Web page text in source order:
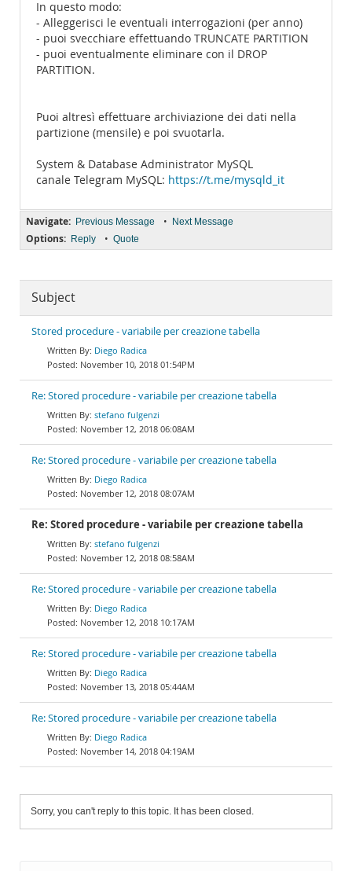
In questo modo:
- Alleggerisci le eventuali interrogazioni (per anno)
- puoi svecchiare effettuando TRUNCATE PARTITION
- puoi eventualmente eliminare con il DROP
PARTITION.
Puoi altresì effettuare archiviazione dei dati nella
partizione (mensile) e poi svuotarla.
System & Database Administrator MySQL
canale Telegram MySQL: https://t.me/mysqld_it
Navigate: Previous Message • Next Message
Options: Reply • Quote
Subject
Stored procedure - variabile per creazione tabella
Diego Radica
November 10, 2018 01:54PM
Re: Stored procedure - variabile per creazione tabella
stefano fulgenzi
November 12, 2018 06:08AM
Re: Stored procedure - variabile per creazione tabella
Diego Radica
November 12, 2018 08:07AM
Re: Stored procedure - variabile per creazione tabella
stefano fulgenzi
November 12, 2018 08:58AM
Re: Stored procedure - variabile per creazione tabella
Diego Radica
November 12, 2018 10:17AM
Re: Stored procedure - variabile per creazione tabella
Diego Radica
November 13, 2018 05:44AM
Re: Stored procedure - variabile per creazione tabella
Diego Radica
November 14, 2018 04:19AM
Sorry, you can't reply to this topic. It has been closed.